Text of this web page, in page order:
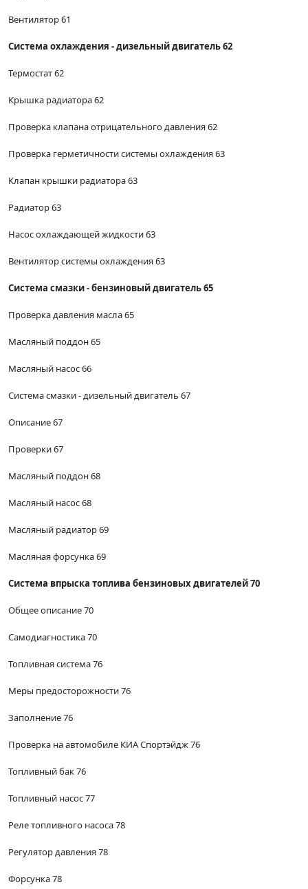
Вентилятор 61
Система охлаждения - дизельный двигатель 62
Термостат 62
Крышка радиатора 62
Проверка клапана отрицательного давления 62
Проверка герметичности системы охлаждения 63
Клапан крышки радиатора 63
Радиатор 63
Насос охлаждающей жидкости 63
Вентилятор системы охлаждения 63
Система смазки - бензиновый двигатель 65
Проверка давления масла 65
Масляный поддон 65
Масляный насос 66
Система смазки - дизельный двигатель 67
Описание 67
Проверки 67
Масляный поддон 68
Масляный насос 68
Масляный радиатор 69
Масляная форсунка 69
Система впрыска топлива бензиновых двигателей 70
Общее описание 70
Самодиагностика 70
Топливная система 76
Меры предосторожности 76
Заполнение 76
Проверка на автомобиле КИА Спортэйдж 76
Топливный бак 76
Топливный насос 77
Реле топливного насоса 78
Регулятор давления 78
Форсунка 78